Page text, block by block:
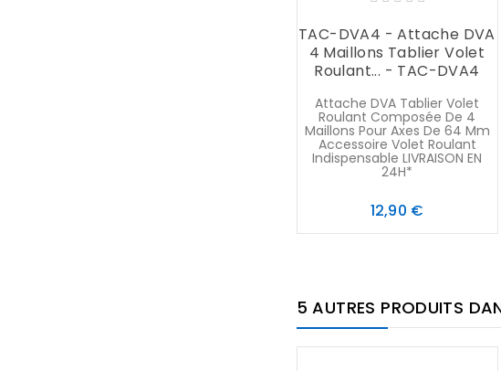
TAC-DVA4 - Attache DVA
4 Maillons Tablier Volet
Roulant... - TAC-DVA4
Attache DVA Tablier Volet
Roulant Composée De 4
Maillons Pour Axes De 64 Mm
Accessoire Volet Roulant
Indispensable LIVRAISON EN
24H*
12,90 €
5 AUTRES PRODUITS